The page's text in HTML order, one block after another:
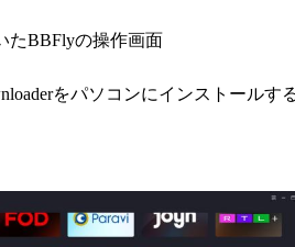
たBBFlyの操作画面
をパソコンにインストールす